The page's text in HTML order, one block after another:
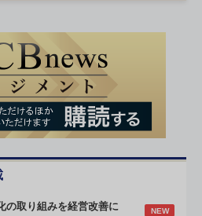
の取り組みを経営改善に NEW